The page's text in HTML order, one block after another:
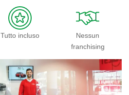
Tutto incluso
Nessun
franchising